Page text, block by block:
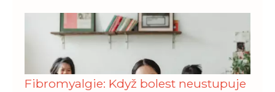
Fibromyalgie: Když bolest neustupuje